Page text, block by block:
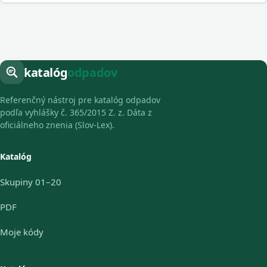
katalógodpadov
Referenčný nástroj pre katalóg odpadov
podľa vyhlášky č. 365/2015 Z. z. Dáta z
oficiálneho znenia (Slov-Lex).
Katalóg
Skupiny 01–20
PDF
Moje kódy